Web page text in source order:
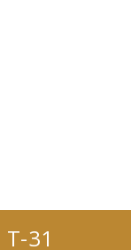
T-31